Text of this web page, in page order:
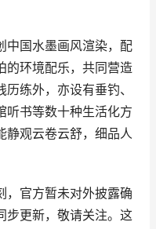
中国水墨画风渲染，配
的环境配乐，共同营造
练外，亦设有垂钓、
听书等数十种生活化方
静观云卷云舒，细品人
，官方暂未对外披露确
步更新，敬请关注。这